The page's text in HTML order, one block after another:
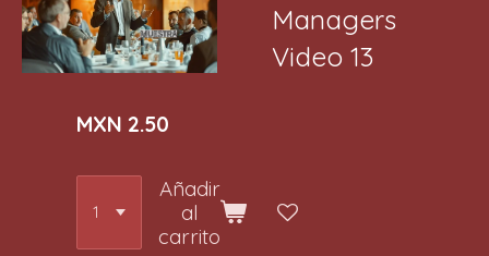
Managers
Video 13
MXN 2.50
Añadir
al
carrito